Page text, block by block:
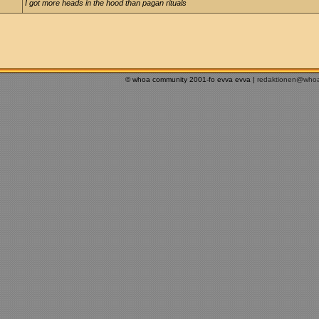
I got more heads in the hood than pagan rituals
© whoa community 2001-fo evva evva |